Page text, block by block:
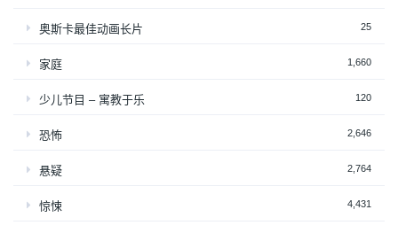
奥斯卡最佳动画长片 25
家庭 1,660
少儿节目 – 寓教于乐 120
恐怖 2,646
悬疑 2,764
惊悚 4,431